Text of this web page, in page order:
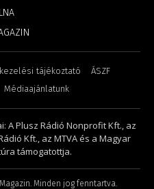
tájékoztató
ÁSZF
Médiaajánlatunk
A Plusz Rádió Nonprofit Kft., az
Kft., az MTVA és a Magyar
támogatottja.
Minden jog fenntartva.